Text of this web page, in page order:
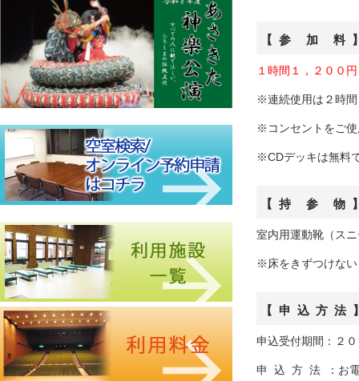
【 参 加 料
１時間１，２００
※連続使用は２時
※コンセントをご
※CDデッキは無料
【 持 参 物
室内用運動靴（ス
※床をきずつけない
【 申 込 方 法
申込受付期間：２
申 込 方 法 ：お電